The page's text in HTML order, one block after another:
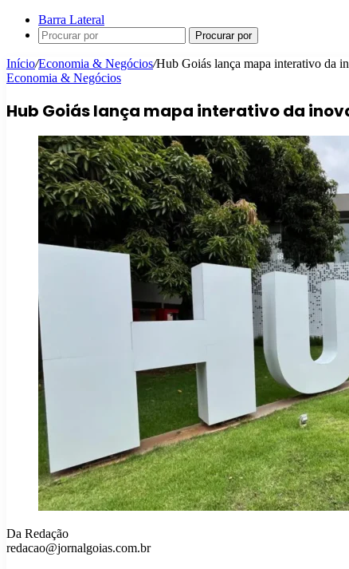
Barra Lateral
Procurar por
Início/Economia & Negócios/Hub Goiás lança mapa interativo da
Economia & Negócios
Hub Goiás lança mapa interativo da
Da Redação
redacao@jornalgoias.com.br